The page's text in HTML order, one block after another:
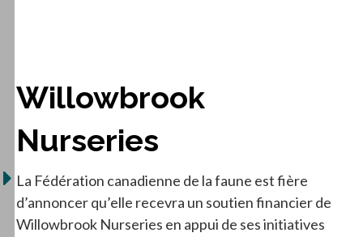
Willowbrook
Nurseries
La Fédération canadienne de la faune est fière
d’annoncer qu’elle recevra un soutien financier de
Willowbrook Nurseries en appui de ses initiatives